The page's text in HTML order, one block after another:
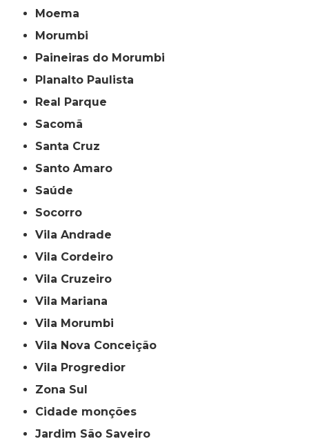
Moema
Morumbi
Paineiras do Morumbi
Planalto Paulista
Real Parque
Sacomã
Santa Cruz
Santo Amaro
Saúde
Socorro
Vila Andrade
Vila Cordeiro
Vila Cruzeiro
Vila Mariana
Vila Morumbi
Vila Nova Conceição
Vila Progredior
Zona Sul
cidade monções
jardim São Saveiro